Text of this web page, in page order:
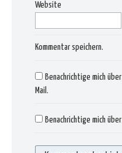
Website
Kommentar speichern.
Benachrichtige mich
Mail.
Benachrichtige mich